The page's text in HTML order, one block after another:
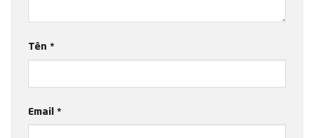
Tên *
Email *